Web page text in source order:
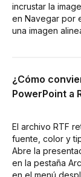
incrustar la
en Navegar por
una imagen
¿Cómo
PowerPoint a
El archivo RTF
fuente, color y
Abre la
en la pestaña
en el menú